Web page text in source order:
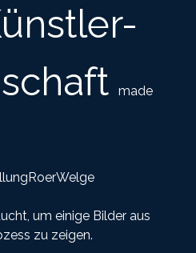
made
um einige Bilder aus
zu zeigen.